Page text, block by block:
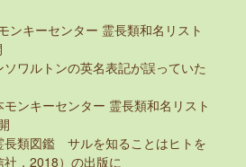
キーセンター 霊長類和名リスト
ワルトンの英名表記が誤っていた
ンキーセンター 霊長類和名リスト
ルを知ることはヒトを
，2018）の出版に